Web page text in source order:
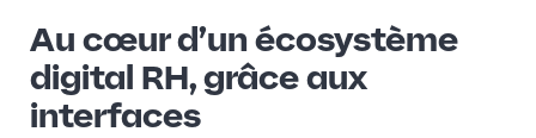
Au cœur d’un écosystème
digital RH, grâce aux
interfaces